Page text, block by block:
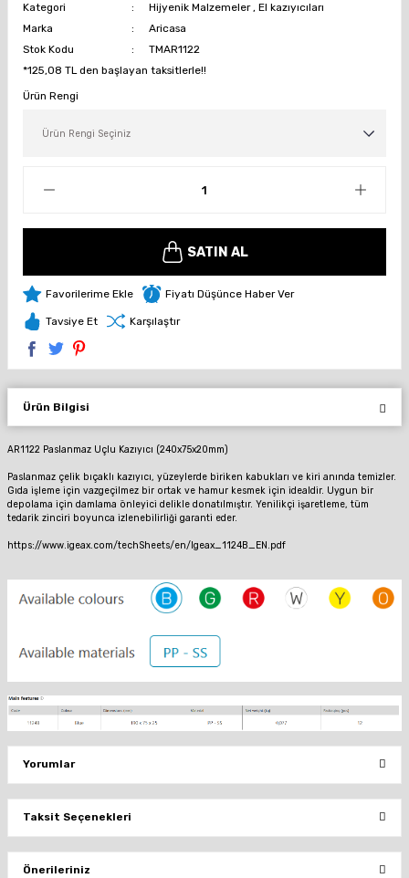
Kategori Hijyenik Malzemeler ,El kazıyıcıları
Marka
Aricasa
Stok Kodu
TMAR1122
*125,08 TL den başlayan taksitlerle!!
Ürün Rengi
SATIN AL
Fiyatı Düşünce Haber Ver
Tavsiye Et Karşılaştır
Ürün Bilgisi
AR1122 Paslanmaz Uçlu Kazıyıcı (240x75x20mm)
Paslanmaz çelik bıçaklı kazıyıcı, yüzeylerde biriken kabukları ve kiri anında temizler.
Gıda işleme için vazgeçilmez bir ortak ve hamur kesmek için idealdir. Uygun bir
depolama için damlama önleyici delikle donatılmıştır. Yenilikçi işaretleme, tüm
tedarik zinciri boyunca izlenebilirliği garanti eder.
https://www.igeax.com/techSheets/en/Igeax_1124B_EN.pdf
Yorumlar
Bu ürüne ilk yorumu siz yapın!
Taksit Seçenekleri
Önerileriniz